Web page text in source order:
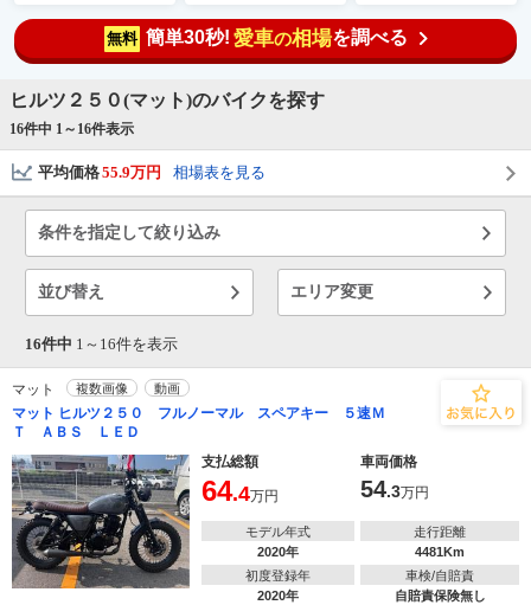
無料 簡単30秒! 愛車の相場を調べる
ヒルツ２５０(マット)のバイクを探す
16件中 1～ 16件表示
平均価格55.9万円 相場表を見る
条件を指定して絞り込み
並び替え エリア変更
16件中 1～ 16件を表示
マット 複数画像 動画
マット ヒルツ２５０ フルノーマル スペアキー ５速Ｍ
Ｔ ＡＢＳ ＬＥＤ
支払総額
車両価格
64.4万円 54.3万円
モデル年式
2020年
走行距離
4481Km
初度登録年
2020年
車検/自賠責
自賠責保険無し